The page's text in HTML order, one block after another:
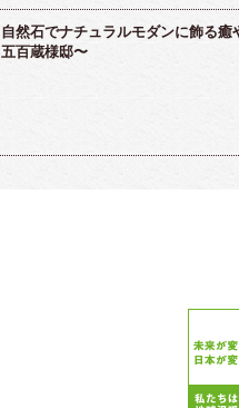
自然石でナチュラルモダンに飾る癒
五百蔵様邸〜